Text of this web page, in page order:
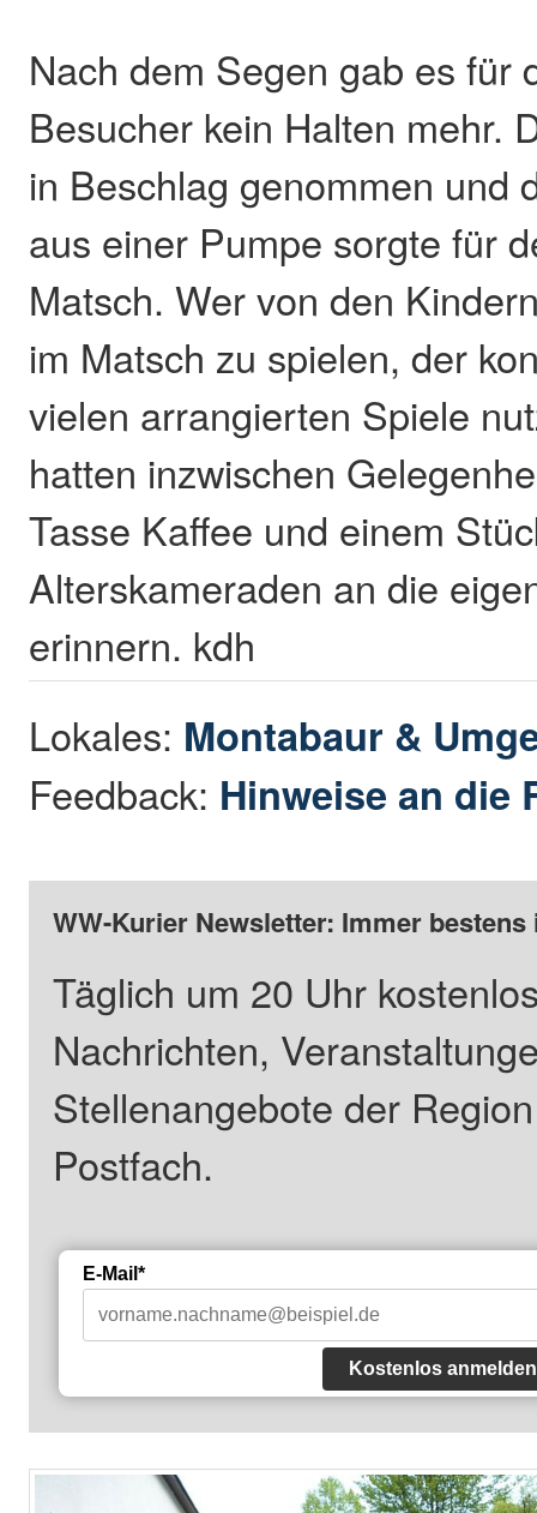
Nach dem Segen gab es für
Besucher kein Halten mehr.
in Beschlag genommen und
aus einer Pumpe sorgte für
Matsch. Wer von den
im Matsch zu spielen, der
vielen arrangierten Spiele
hatten inzwischen
Tasse Kaffee und einem
Alterskameraden an die
erinnern. kdh
Lokales: Montabaur &
Feedback: Hinweise an die
WW-Kurier Newsletter: Immer
Täglich um 20 Uhr
Nachrichten,
Stellenangebote der
Postfach.
E-Mail*
Kostenlos anmelden